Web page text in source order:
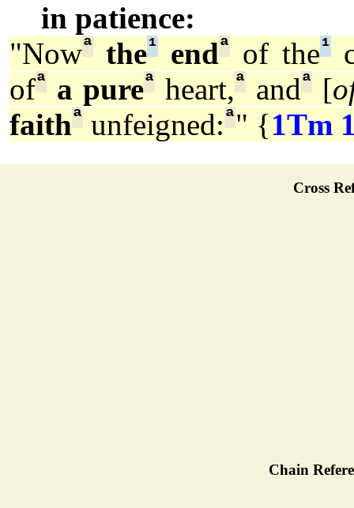
in patience:
"Nowª the¹ endª of the¹
ofª a pureª heart,ª andª [
faithª unfeigned:ª" {1Tm
Cross
Chain